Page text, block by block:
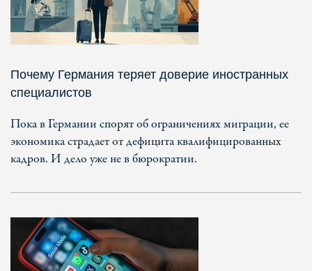
Почему Германия теряет доверие иностранных
специалистов
Пока в Германии спорят об ограничениях миграции, ее
экономика страдает от дефицита квалифицированных
кадров. И дело уже не в бюрократии.